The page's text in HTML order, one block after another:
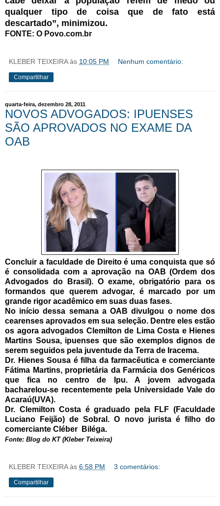
qualquer tipo de coisa que de fato está
descartado”, minimizou.
FONTE: O Povo.com.br
KLEBER TEIXEIRA às 10:05 PM Nenhum comentário:
Compartilhar
quarta-feira, dezembro 28, 2011
NOVOS ADVOGADOS: IPUENSES
SÃO APROVADOS NO EXAME DA
OAB
Concluir a faculdade de Direito é uma conquista que só
é consolidada com a aprovação na OAB (Ordem dos
Advogados do Brasil). O exame, obrigatório para os
formandos que querem advogar, é marcado por um
grande rigor acadêmico em suas duas fases.
No início dessa semana a OAB divulgou o nome dos
cearenses aprovados em sua seleção. Dentre eles estão
os agora advogados Clemilton de Lima Costa e Hienes
Martins Sousa, ipuenses que são exemplos dignos de
serem seguidos pela juventude da Terra de Iracema.
Dr. Hienes Sousa é filha da farmacêutica e comerciante
Fátima Martins, proprietária da Farmácia dos Genéricos
que fica no centro de Ipu. A jovem advogada
bacharelou-se recentemente pela Universidade Vale do
Acaraú(UVA).
Dr. Clemilton Costa é graduado pela FLF (Faculdade
Luciano Feijão) de Sobral. O novo jurista é filho do
comerciante Cléber Biléga.
Fonte: Blog do KT (Kleber Teixeira)
KLEBER TEIXEIRA às 6:58 PM 3 comentários:
Compartilhar